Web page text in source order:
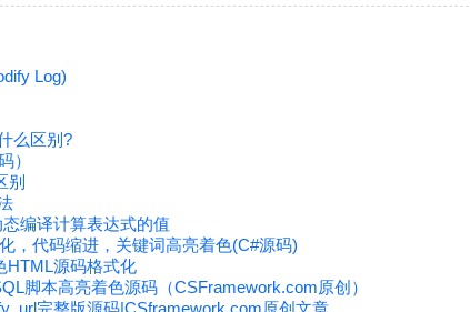
Log)
么区别?
）
别
编译计算表达式的值
，代码缩进，关键词高亮着色(C#源码)
HTML源码格式化
脚本高亮着色源码（CSFramework.com原创）